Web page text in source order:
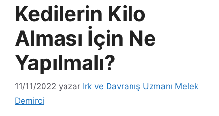
Kedilerin Kilo
Alması İçin Ne
Yapılmalı?
11/11/2022 yazar Irk ve Davranış Uzmanı Melek
Demirci